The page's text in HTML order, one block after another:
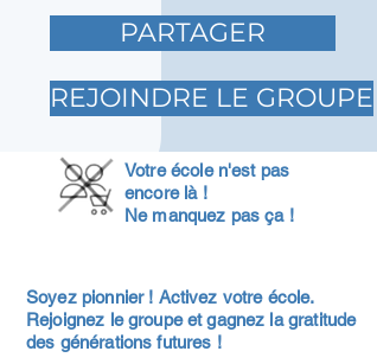
PARTAGER
REJOINDRE LE GROUPE
Votre école n'est pas
encore là !
Ne manquez pas ça !
Soyez pionnier ! Activez votre école.
Rejoignez le groupe et gagnez la gratitude
des générations futures !